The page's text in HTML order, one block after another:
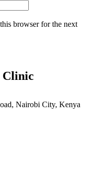
browser for the next
Clinic
Nairobi City, Kenya